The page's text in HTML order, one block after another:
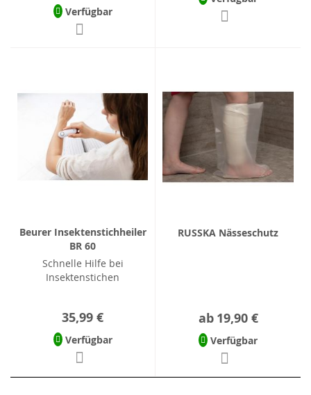
Verfügbar
Beurer Insektenstichheiler
BR 60
Schnelle Hilfe bei
Insektenstichen
35,99 €
Verfügbar
RUSSKA Nässeschutz
ab 19,90 €
Verfügbar